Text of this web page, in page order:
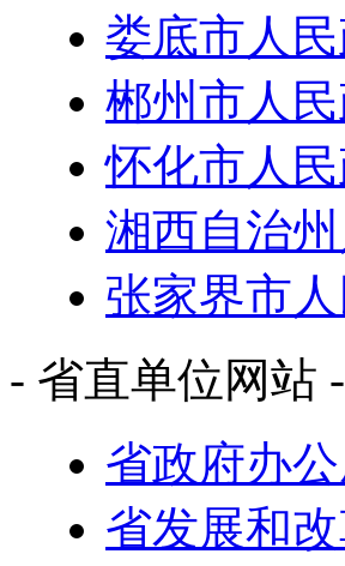
娄底市人
郴州市人
怀化市人
湘西自治
张家界市
- 省直单位网站 -
省政府办
省发展和